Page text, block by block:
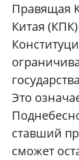
Правящая
Китая
Это
ставший
сможет